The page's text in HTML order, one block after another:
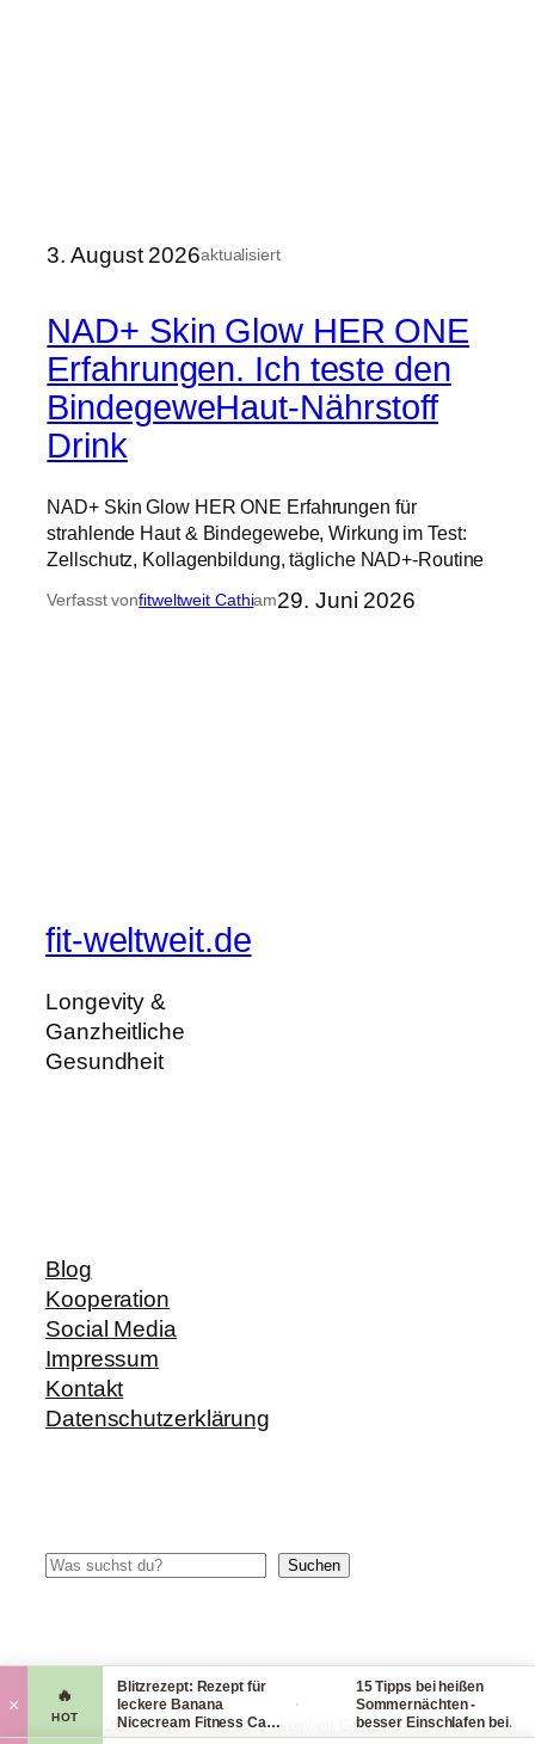
3. August 2026aktualisiert
NAD+ Skin Glow HER ONE
Erfahrungen. Ich teste den
BindegeweHaut-Nährstoff
Drink
NAD+ Skin Glow HER ONE Erfahrungen für
strahlende Haut & Bindegewebe, Wirkung im Test:
Zellschutz, Kollagenbildung, tägliche NAD+-Routine
Verfasst vonfitweltweit Cathiam29. Juni 2026
fit-weltweit.de
Longevity &
Ganzheitliche
Gesundheit
Blog
Kooperation
Social Media
Impressum
Kontakt
Datenschutzerklärung
Suchen Suchen
© 2014-2026 fit-weltweit.de I fitweltweit GmbH Storkower
× 🔥
HOT
Blitzrezept: Rezept für
leckere Banana
Nicecream Fitness Carb
Eiscream
15 Tipps bei heißen
Sommernächten -
besser Einschlafen bei
Hitze (Tag & Nacht)